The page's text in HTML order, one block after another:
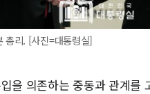
총리. [사진=대통령실]
을 의존하는 중동과 관계를